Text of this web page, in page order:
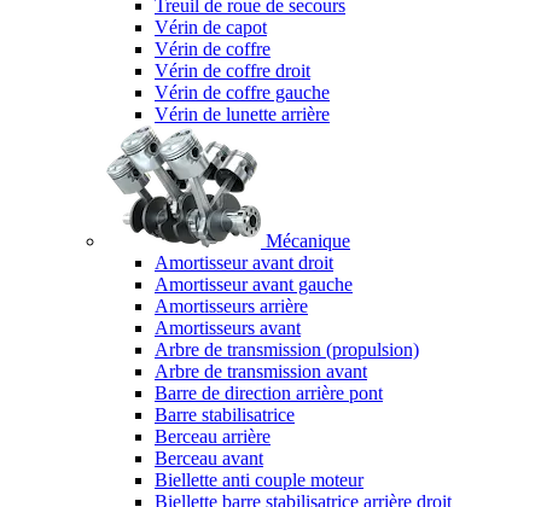
Treuil de roue de secours
Vérin de capot
Vérin de coffre
Vérin de coffre droit
Vérin de coffre gauche
Vérin de lunette arrière
Mécanique
Amortisseur avant droit
Amortisseur avant gauche
Amortisseurs arrière
Amortisseurs avant
Arbre de transmission (propulsion)
Arbre de transmission avant
Barre de direction arrière pont
Barre stabilisatrice
Berceau arrière
Berceau avant
Biellette anti couple moteur
Biellette barre stabilisatrice arrière droit